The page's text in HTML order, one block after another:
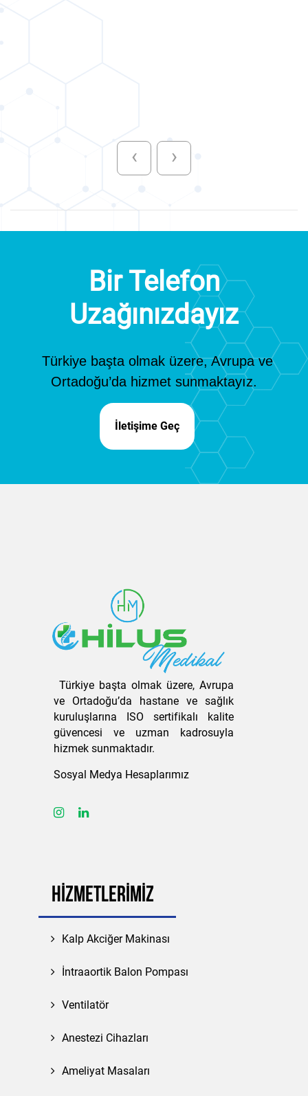
‹ ›
Bir Telefon
Uzağınızdayız
Türkiye başta olmak üzere, Avrupa ve
Ortadoğu’da hizmet sunmaktayız.
İletişime Geç
Türkiye başta olmak üzere, Avrupa
ve Ortadoğu’da hastane ve sağlık
kuruluşlarına ISO sertifikalı kalite
güvencesi ve uzman kadrosuyla
hizmek sunmaktadır.
Sosyal Medya Hesaplarımız
HİZMETLERİMİZ
Kalp Akciğer Makinası
İntraaortik Balon Pompası
Ventilatör
Anestezi Cihazları
Ameliyat Masaları